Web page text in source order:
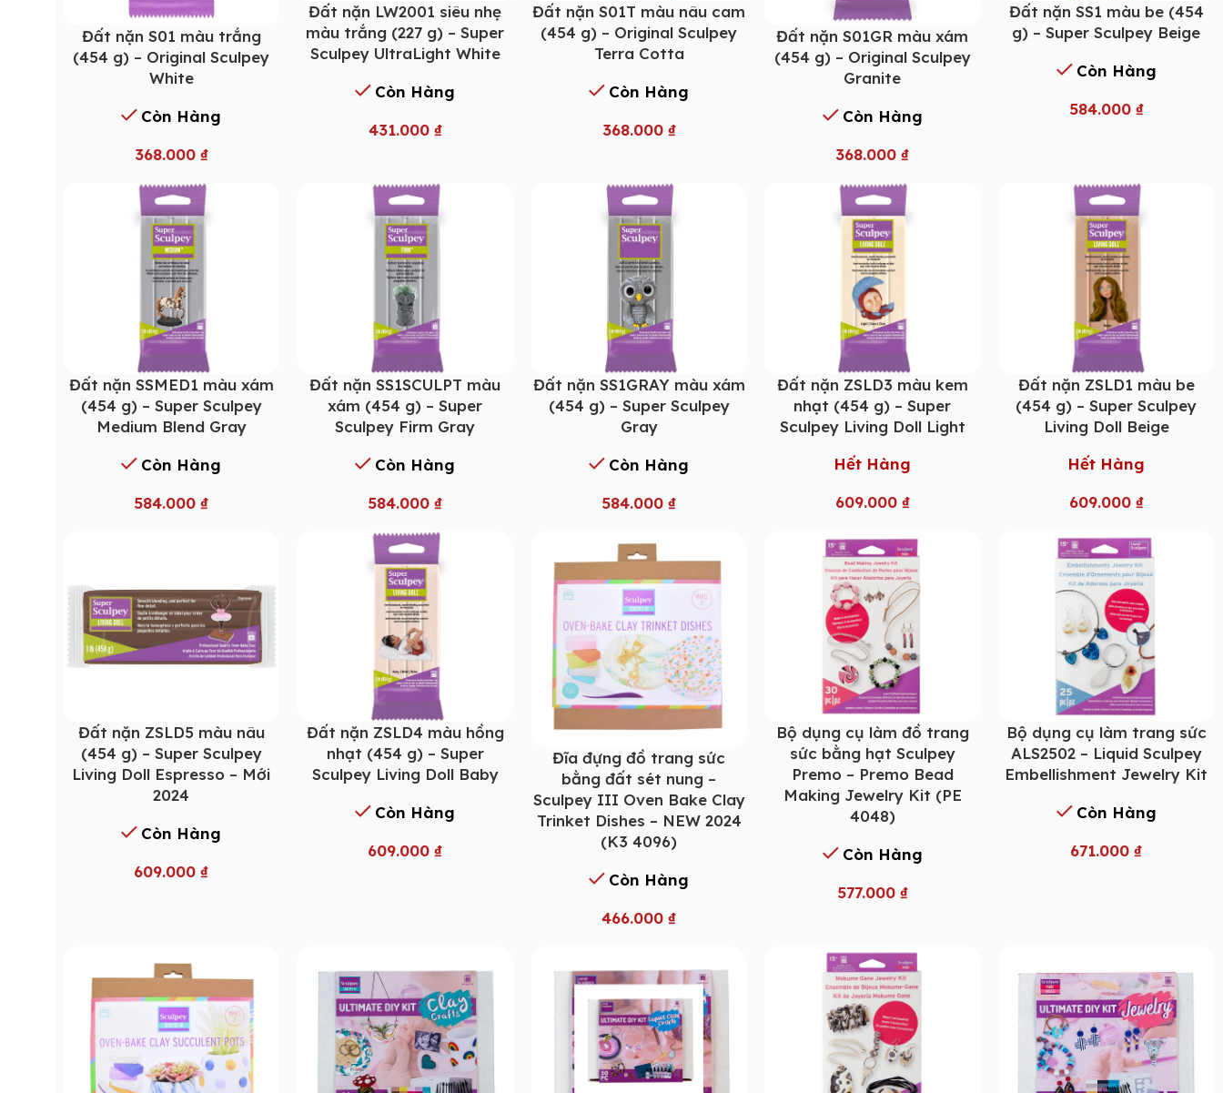
Đất nặn S01 màu trắng
(454 g) – Original Sculpey
White
Còn Hàng
368.000 ₫
Đất nặn LW2001 siêu nhẹ
màu trắng (227 g) – Super
Sculpey UltraLight White
Còn Hàng
431.000 ₫
Đất nặn S01T màu nâu cam
(454 g) – Original Sculpey
Terra Cotta
Còn Hàng
368.000 ₫
Đất nặn S01GR màu xám
(454 g) – Original Sculpey
Granite
Còn Hàng
368.000₫
Đất nặn SS1 màu be (454
g) – Super Sculpey Beige
Còn Hàng
584.000 ₫
Đất nặn SSMED1 màu xám
(454 g) – Super Sculpey
Medium Blend Gray
Còn Hàng
584.000₫
Đất nặn SS1SCULPT màu
xám (454 g) – Super
Sculpey Firm Gray
Còn Hàng
584.000₫
Đất nặn SS1GRAY màu xám
(454 g) – Super Sculpey
Gray
Còn Hàng
584.000 ₫
Đất nặn ZSLD3 màu kem
nhạt (454 g) – Super
Sculpey Living Doll Light
Hết Hàng
609.000 ₫
Đất nặn ZSLD1 màu be
(454 g) – Super Sculpey
Living Doll Beige
Hết Hàng
609.000 ₫
Đất nặn ZSLD5 màu nâu
(454 g) – Super Sculpey
Living Doll Espresso – Mới
2024
Còn Hàng
609.000₫
Đất nặn ZSLD4 màu hồng
nhạt (454 g) – Super
Sculpey Living Doll Baby
Còn Hàng
609.000₫
Đĩa đựng đồ trang sức
bằng đất sét nung –
Sculpey III Oven Bake Clay
Trinket Dishes – NEW 2024
(K3 4096)
Còn Hàng
466.000 ₫
Bộ dụng cụ làm đồ trang
sức bằng hạt Sculpey
Premo – Premo Bead
Making Jewelry Kit (PE
4048)
Còn Hàng
577.000 ₫
Bộ dụng cụ làm trang sức
ALS2502 – Liquid Sculpey
Embellishment Jewelry Kit
Còn Hàng
671.000₫